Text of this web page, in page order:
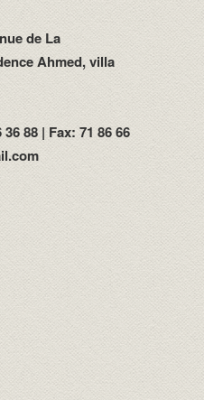
de La
Ahmed, villa
36 88 | Fax: 71 86 66